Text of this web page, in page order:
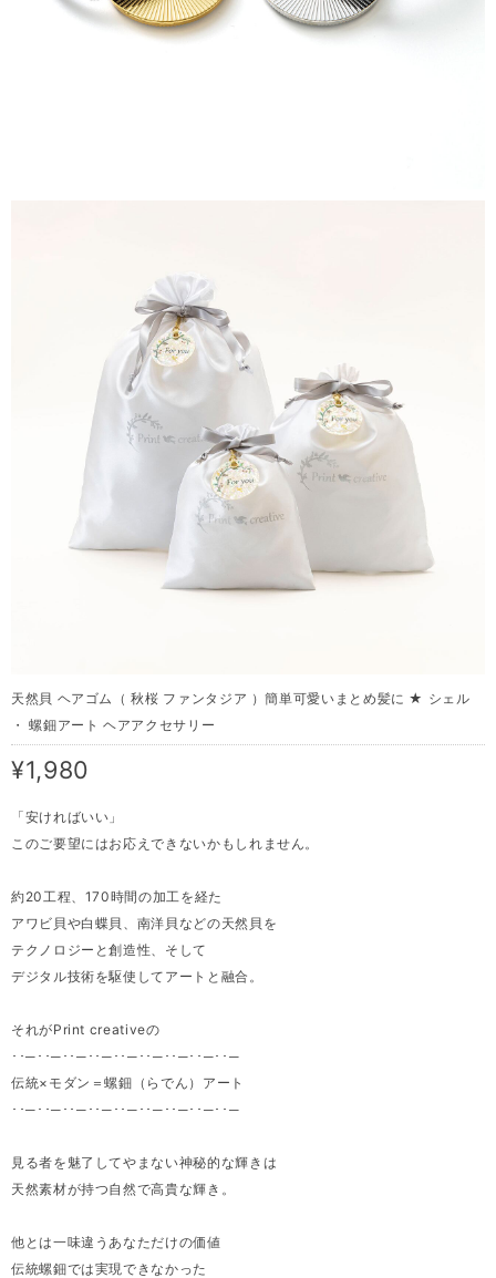
天然貝 ヘアゴム（ 秋桜 ファンタジア ）簡単可愛いまとめ髪に ★ シェル
・ 螺鈿アート ヘアアクセサリー
¥1,980
「安ければいい」
このご要望にはお応えできないかもしれません。
約20工程、170時間の加工を経た
アワビ貝や白蝶貝、南洋貝などの天然貝を
テクノロジーと創造性、そして
デジタル技術を駆使してアートと融合。
それがPrint creativeの
･･─･･─･･─･･─･･─･･─･･─･･─･･─
伝統×モダン＝螺鈿（らでん）アート
･･─･･─･･─･･─･･─･･─･･─･･─･･─
見る者を魅了してやまない神秘的な輝きは
天然素材が持つ自然で高貴な輝き。
他とは一味違うあなただけの価値
伝統螺鈿では実現できなかった